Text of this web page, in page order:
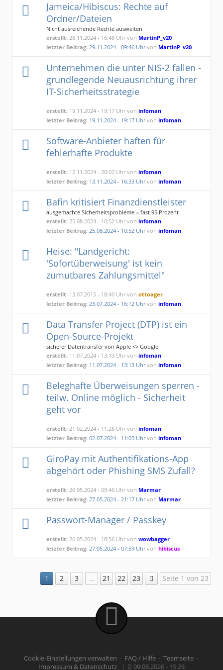
Jameica/Hibiscus: Rechte auf
Ordner/Dateien
Nicht ausreichende Rechte ausweiten
erstellt: 28.11.2024 - 16:48 Uhr von MartinP_v20
letzter Beitrag: 29.11.2024 - 09:46 Uhrvon MartinP_v20
Unternehmen die unter NIS-2 fallen -
grundlegende Neuausrichtung ihrer
IT-Sicherheitsstrategie
erstellt: 19.11.2024 - 19:17 Uhr voninfoman
letzter Beitrag: 19.11.2024 - 19:17 Uhrvoninfoman
Software-Anbieter haften für
fehlerhafte Produkte
erstellt: 12.11.2024 - 20:02 Uhr voninfoman
letzter Beitrag: 13.11.2024 - 16:33 Uhrvoninfoman
Bafin kritisiert Finanzdienstleister
ausgemachte Sicherheitsprobleme = fast 95 Prozent
erstellt: 25.08.2024 - 10:52 Uhr voninfoman
letzter Beitrag: 25.08.2024 - 10:52 Uhrvoninfoman
Heise: "Landgericht:
'Sofortüberweisung' ist kein
zumutbares Zahlungsmittel"
erstellt: 13.07.2015 - 18:40 Uhr vonottoager
letzter Beitrag: 23.07.2024 - 16:12 Uhrvoninfoman
Data Transfer Project (DTP) ist ein
Open-Source-Projekt
sicherer Datentransfer von Apple <> Google
erstellt: 11.07.2024 - 13:13 Uhr voninfoman
letzter Beitrag: 11.07.2024 - 13:13 Uhrvoninfoman
Beleghafte Überweisungen sperren -
teilw. Online möglich - Sicherheit
geht vor
erstellt: 21.02.2024 - 11:28 Uhr voninfoman
letzter Beitrag: 02.07.2024 - 11:05 Uhrvoninfoman
GiroPay mit Authentifikations-App
abgehört oder Phishing SMS Zufall?
erstellt: 26.05.2024 - 09:46 Uhr von Marmar
letzter Beitrag: 27.05.2024 - 21:17 Uhrvon Marmar
Passwort-Manager / Passkey
erstellt: 26.05.2024 - 18:56 Uhr vonwowbagger
letzter Beitrag: 27.05.2024 - 07:59 Uhrvonhibiscus
1 2 3 … 21 22 23 Seite 1 von 23
Cookie-Einstellungen verwalten · FAQ / Hilfe· Teamseite·
Impressum & Datenschutz | 09.08.2026 - 15:28